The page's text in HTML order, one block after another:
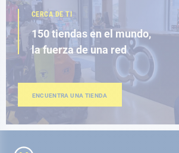
CERCA DE TI
150 tiendas en el mundo,
la fuerza de una red
ENCUENTRA UNA TIENDA